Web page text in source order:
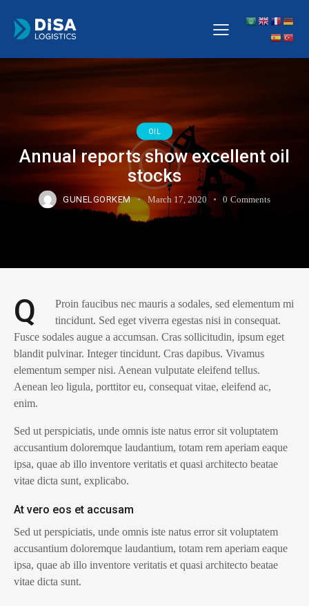
OIL
Annual reports show excellent oil
stocks
GUNELGORKEM March 17, 2020 0 Comments
Q
Proin faucibus nec mauris a sodales, sed elementum mi
tincidunt. Sed eget viverra egestas nisi in consequat.
Fusce sodales augue a accumsan. Cras sollicitudin, ipsum eget
blandit pulvinar. Integer tincidunt. Cras dapibus. Vivamus
elementum semper nisi. Aenean vulputate eleifend tellus.
Aenean leo ligula, porttitor eu, consequat vitae, eleifend ac,
enim.
Sed ut perspiciatis, unde omnis iste natus error sit voluptatem
accusantium doloremque laudantium, totam rem aperiam eaque
ipsa, quae ab illo inventore veritatis et quasi architecto beatae
vitae dicta sunt, explicabo.
At vero eos et accusam
Sed ut perspiciatis, unde omnis iste natus error sit voluptatem
accusantium doloremque laudantium, totam rem aperiam eaque
ipsa, quae ab illo inventore veritatis et quasi architecto beatae
vitae dicta sunt.